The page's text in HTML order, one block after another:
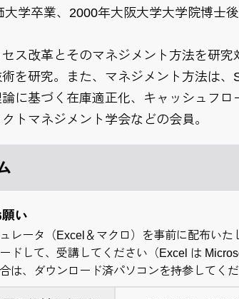
学卒業、2000年大阪大学大学院博士
ス改革とそのマネジメント方法を研
を研究。また、マネジメント方法は
に基づく在庫適正化、キャッシュフ
トマネジメント学会などの会員。
い
レータ（Excel＆マクロ）を事前に配布いた
ドして、受講してください（Excel は
は、ダウンロード済パソコンを持参してくだ